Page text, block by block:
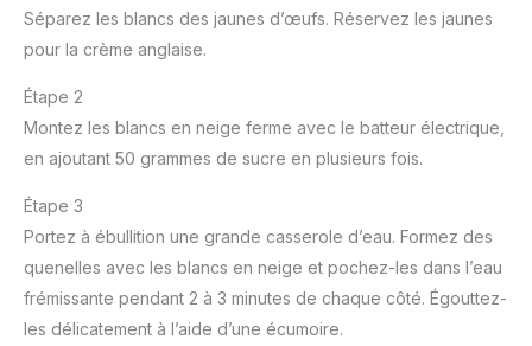
Séparez les blancs des jaunes d’œufs. Réservez les jaunes
pour la crème anglaise.
Étape 2
Montez les blancs en neige ferme avec le batteur électrique,
en ajoutant 50 grammes de sucre en plusieurs fois.
Étape 3
Portez à ébullition une grande casserole d’eau. Formez des
quenelles avec les blancs en neige et pochez-les dans l’eau
frémissante pendant 2 à 3 minutes de chaque côté. Égouttez-
les délicatement à l’aide d’une écumoire.